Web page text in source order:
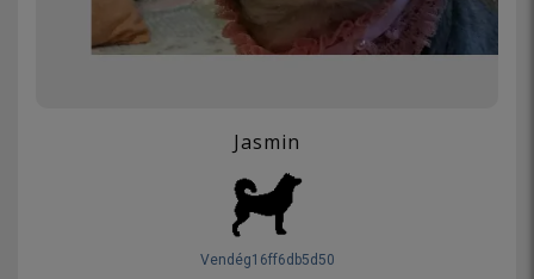
Jasmin
Vendég16ff6db5d50